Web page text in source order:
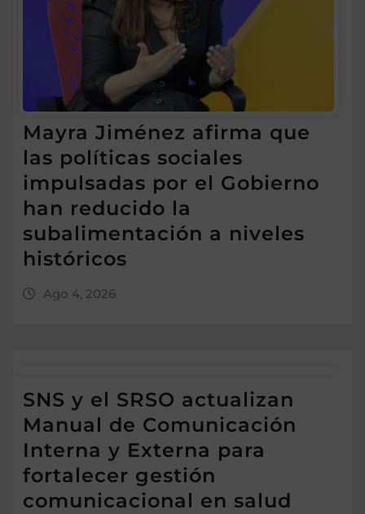
Mayra Jiménez afirma que
las políticas sociales
impulsadas por el Gobierno
han reducido la
subalimentación a niveles
históricos
Ago 4, 2026
SNS y el SRSO actualizan
Manual de Comunicación
Interna y Externa para
fortalecer gestión
comunicacional en salud